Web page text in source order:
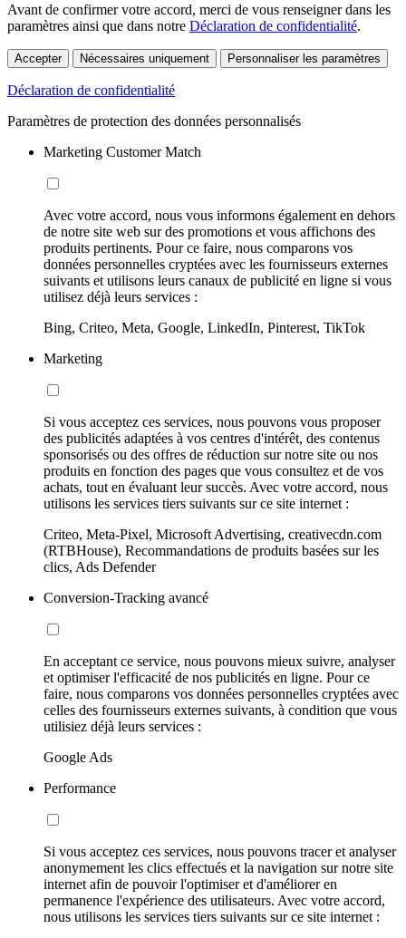
Avant de confirmer votre accord, merci de vous renseigner dans les
paramètres ainsi que dans notre Déclaration de confidentialité.
Accepter Nécessaires uniquement Personnaliser les paramètres
Déclaration de confidentialité
Paramètres de protection des données personnalisés
Marketing Customer Match
Avec votre accord, nous vous informons également en dehors
de notre site web sur des promotions et vous affichons des
produits pertinents. Pour ce faire, nous comparons vos
données personnelles cryptées avec les fournisseurs externes
suivants et utilisons leurs canaux de publicité en ligne si vous
utilisez déjà leurs services :
Bing, Criteo, Meta, Google, LinkedIn, Pinterest, TikTok
Marketing
Si vous acceptez ces services, nous pouvons vous proposer
des publicités adaptées à vos centres d'intérêt, des contenus
sponsorisés ou des offres de réduction sur notre site ou nos
produits en fonction des pages que vous consultez et de vos
achats, tout en évaluant leur succès. Avec votre accord, nous
utilisons les services tiers suivants sur ce site internet :
Criteo, Meta-Pixel, Microsoft Advertising, creativecdn.com
(RTBHouse), Recommandations de produits basées sur les
clics, Ads Defender
Conversion-Tracking avancé
En acceptant ce service, nous pouvons mieux suivre, analyser
et optimiser l'efficacité de nos publicités en ligne. Pour ce
faire, nous comparons vos données personnelles cryptées avec
celles des fournisseurs externes suivants, à condition que vous
utilisiez déjà leurs services :
Google Ads
Performance
Si vous acceptez ces services, nous pouvons tracer et analyser
anonymement les clics effectués et la navigation sur notre site
internet afin de pouvoir l'optimiser et d'améliorer en
permanence l'expérience des utilisateurs. Avec votre accord,
nous utilisons les services tiers suivants sur ce site internet :